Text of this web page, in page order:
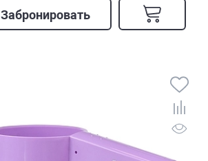
Забронировать